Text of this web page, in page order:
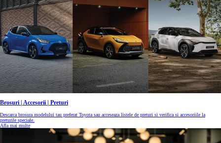
Brosuri | Accesorii | Preturi
Descarca brosura modelului tau preferat Toyota sau acceseaza listele de preturi si verifica si accesoriile la
preturile speciale.
Afla mai multe